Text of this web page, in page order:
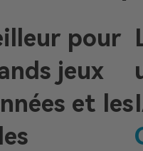
pour
jeux
et les